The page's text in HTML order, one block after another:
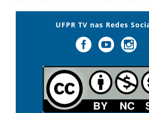
UFPR TV nas Redes